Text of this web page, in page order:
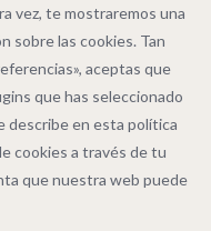
vez, te mostraremos una
sobre las cookies. Tan
aceptas que
que has seleccionado
describe en esta política
cookies a través de tu
que nuestra web puede